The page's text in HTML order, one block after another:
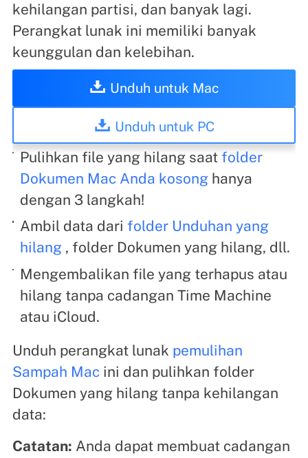
kehilangan partisi, dan banyak lagi.
Perangkat lunak ini memiliki banyak
keunggulan dan kelebihan.
Unduh untuk Mac
Unduh untuk PC
Pulihkan file yang hilang saatfolder
Dokumen Mac Anda kosong hanya
dengan 3 langkah!
Ambil data darifolder Unduhan yang
hilang , folder Dokumen yang hilang, dll.
Mengembalikan file yang terhapus atau
hilang tanpa cadangan Time Machine
atau iCloud.
Unduh perangkat lunak pemulihan
Sampah Macini dan pulihkan folder
Dokumen yang hilang tanpa kehilangan
data:
Catatan: Anda dapat membuat cadangan